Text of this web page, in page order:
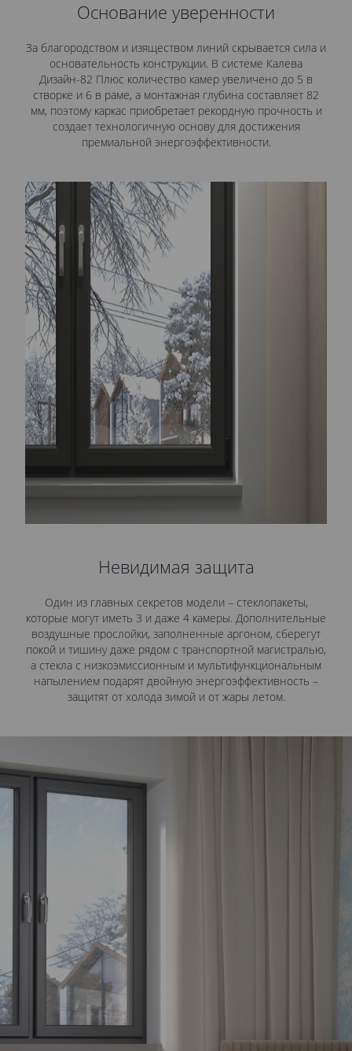
Основание уверенности
За благородством и изяществом линий скрывается сила и
основательность конструкции. В системе Калева
Дизайн-82 Плюс количество камер увеличено до 5 в
створке и 6 в раме, а монтажная глубина составляет 82
мм, поэтому каркас приобретает рекордную прочность и
создает технологичную основу для достижения
премиальной энергоэффективности.
Невидимая защита
Один из главных секретов модели – стеклопакеты,
которые могут иметь 3 и даже 4 камеры. Дополнительные
воздушные прослойки, заполненные аргоном, сберегут
покой и тишину даже рядом с транспортной магистралью,
а стекла с низкоэмиссионным и мультифункциональным
напылением подарят двойную энергоэффективность –
защитят от холода зимой и от жары летом.